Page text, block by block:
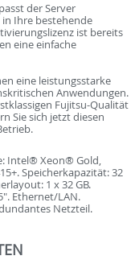
der Server
in Ihre bestehende
ist bereits
eine einfache
eine leistungsstarke
Anwendungen.
Fujitsu-Qualität
Sie sich jetzt diesen
Intel® Xeon® Gold,
Speicherkapazität: 32
1 x 32 GB.
Ethernet/LAN.
Netzteil.